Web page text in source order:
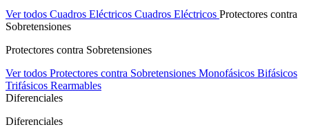
Ver todos Cuadros Eléctricos Cuadros Eléctricos Protectores contra
Sobretensiones
Protectores contra Sobretensiones
Ver todos Protectores contra Sobretensiones Monofásicos Bifásicos
Trifásicos Rearmables
Diferenciales
Diferenciales